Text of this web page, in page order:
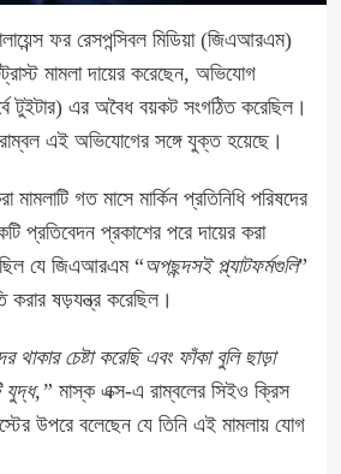
ফর রেসপন্সিবল মিডিয়া (জিএআরএম)
মামলা দায়ের করেছেন, অভিযোগ
টুইটার) এর অবৈধ বয়কট সংগঠিত করেছিল।
রাম্বল এই অভিযোগের সঙ্গে যুক্ত হয়েছে।
মামলাটি গত মাসে মার্কিন প্রতিনিধি পরিষদের
প্রতিবেদন প্রকাশের পরে দায়ের করা
যে জিএআরএম “অপছন্দসই প্ল্যাটফর্মগুলি”
করার ষড়যন্ত্র করেছিল।
চেষ্টা করেছি এবং ফাঁকা বুলি ছাড়া
যুদ্ধ,” মাস্ক এক্স-এ রাম্বলের সিইও ক্রিস
উপরে বলেছেন যে তিনি এই মামলায় যোগ